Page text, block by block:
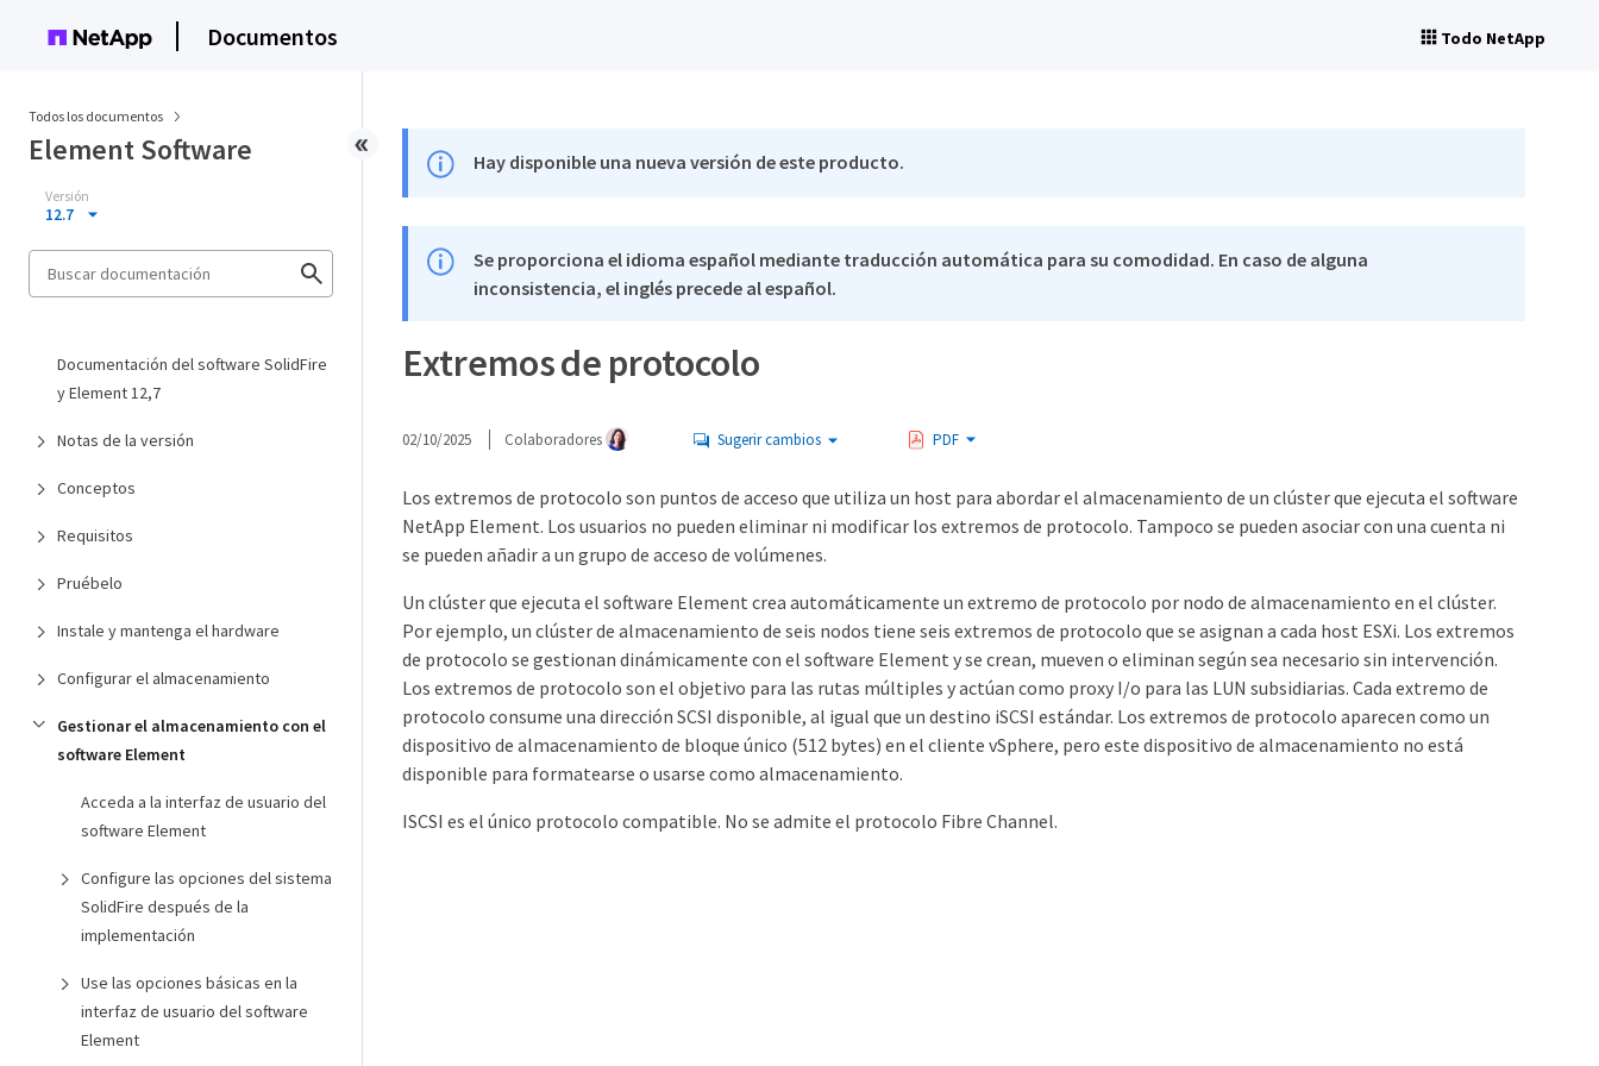
Documentos Todo NetApp
Todos los documentos
Element Software
Versión
12.7
Documentación del software SolidFire
y Element 12,7
Notas de la versión
Conceptos
Requisitos
Pruébelo
Instale y mantenga el hardware
Configurar el almacenamiento
Gestionar el almacenamiento con el
software Element
Acceda a la interfaz de usuario del
software Element
Configure las opciones del sistema
SolidFire después de la
implementación
Use las opciones básicas en la
interfaz de usuario del software
Element
Hay disponible una nueva versión de este producto.
Se proporciona el idioma español mediante traducción automática para su comodidad. En caso de alguna
inconsistencia, el inglés precede al español.
Extremos de protocolo
02/10/2025 Colaboradores Sugerir cambios PDF
Los extremos de protocolo son puntos de acceso que utiliza un host para abordar el almacenamiento de un clúster que ejecuta el software
NetApp Element. Los usuarios no pueden eliminar ni modificar los extremos de protocolo. Tampoco se pueden asociar con una cuenta ni
se pueden añadir a un grupo de acceso de volúmenes.
Un clúster que ejecuta el software Element crea automáticamente un extremo de protocolo por nodo de almacenamiento en el clúster.
Por ejemplo, un clúster de almacenamiento de seis nodos tiene seis extremos de protocolo que se asignan a cada host ESXi. Los extremos
de protocolo se gestionan dinámicamente con el software Element y se crean, mueven o eliminan según sea necesario sin intervención.
Los extremos de protocolo son el objetivo para las rutas múltiples y actúan como proxy I/o para las LUN subsidiarias. Cada extremo de
protocolo consume una dirección SCSI disponible, al igual que un destino iSCSI estándar. Los extremos de protocolo aparecen como un
dispositivo de almacenamiento de bloque único (512 bytes) en el cliente vSphere, pero este dispositivo de almacenamiento no está
disponible para formatearse o usarse como almacenamiento.
ISCSI es el único protocolo compatible. No se admite el protocolo Fibre Channel.